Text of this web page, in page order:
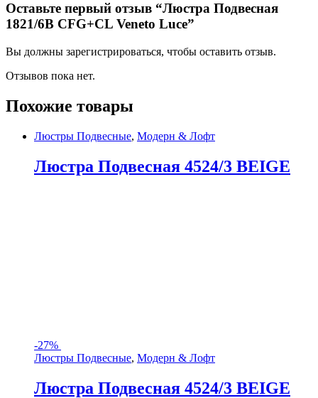
Оставьте первый отзыв “Люстра Подвесная
1821/6B CFG+CL Veneto Luce”
Вы должны зарегистрироваться, чтобы оставить отзыв.
Отзывов пока нет.
Похожие товары
Люстры Подвесные, Модерн & Лофт
Люстра Подвесная 4524/3 BEIGE
-27%
Люстры Подвесные, Модерн & Лофт
Люстра Подвесная 4524/3 BEIGE